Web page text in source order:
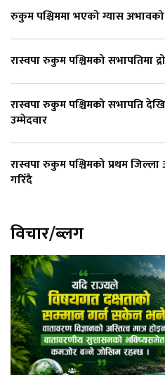
रुकुम पश्चिममा भएको ग्यास
रास्वपा रुकुम पश्चिमको सभापतिमा
रास्वपा रुकुम पश्चिमको सभापति
उम्मेदवार
रास्वपा रुकुम पश्चिमको प्रथम
गरिँदै
विचार/ब्लग